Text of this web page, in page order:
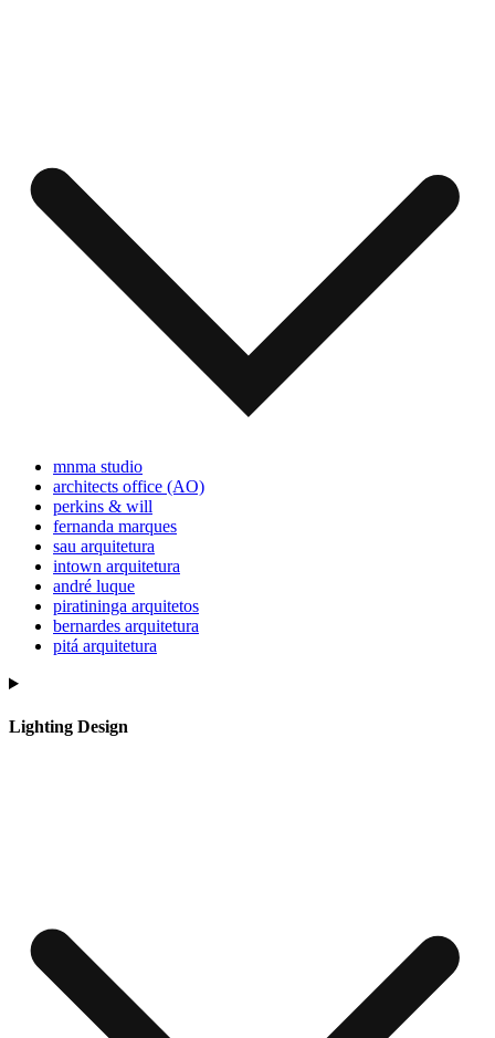
mnma studio
architects office (AO)
perkins & will
fernanda marques
sau arquitetura
intown arquitetura
andré luque
piratininga arquitetos
bernardes arquitetura
pitá arquitetura
Lighting Design